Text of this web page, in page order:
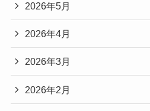
2026年5月
2026年4月
2026年3月
2026年2月